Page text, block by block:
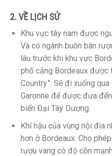
2. VỀ LỊCH SỬ
Khu vực tây nam được
Và có ngành buôn bán
lâu trước khi khu vực
phố cảng Bordeaux được
Country”. Sẽ đi xuống
Garonne để được đưa
biển Đại Tây Dương.
Khí hậu của vùng nội địa
hơn ở Bordeaux. Cho
rượu vang có độ cồn